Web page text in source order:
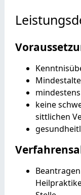
keine
sittlichen